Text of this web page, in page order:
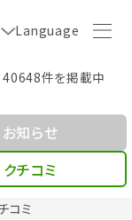
Language
40648件を掲載中
コミ
お知らせ
クチコミ